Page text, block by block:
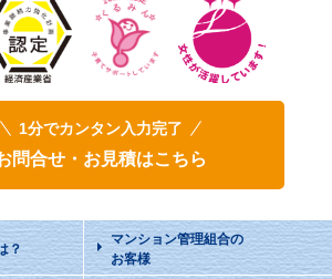
1分でカンタン入力完了
問合せ・お見積はこちら
？
マンション管理組合の
お客様